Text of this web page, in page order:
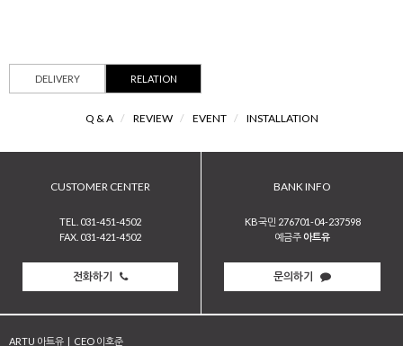
DELIVERY RELATION
Q & A / REVIEW / EVENT / INSTALLATION
CUSTOMER CENTER
TEL. 031-451-4502
FAX. 031-421-4502
전화하기
BANK INFO
KB국민 276701-04-237598
예금주 아트유
문의하기
ARTU 아트유 | CEO 이호준